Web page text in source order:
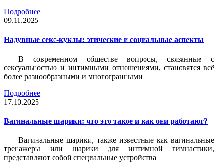
Подробнее
09.11.2025
Надувные секс-куклы: этические и социальные аспекты
В современном обществе вопросы, связанные с
сексуальностью и интимными отношениями, становятся всё
более разнообразными и многогранными
Подробнее
17.10.2025
Вагинальные шарики: что это такое и как они работают?
Вагинальные шарики, также известные как вагинальные
тренажеры или шарики для интимной гимнастики,
представляют собой специальные устройства